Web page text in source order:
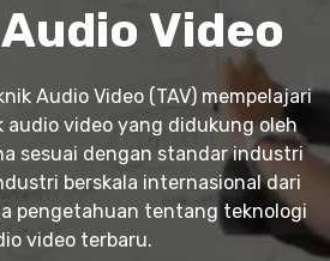
Video
Audio Video (TAV) mempelajari
audio video yang didukung oleh
sesuai dengan standar industri
berskala internasional dari
pengetahuan tentang teknologi
video terbaru.